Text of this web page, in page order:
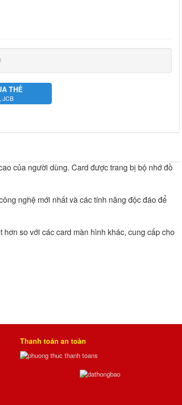
THẺ
JCB
của người dùng. Card được trang bị bộ nhớ đồ
nghệ mới nhất và các tính năng độc đáo để
so với các card màn hình khác, cung cấp cho
Thanh toán an toàn